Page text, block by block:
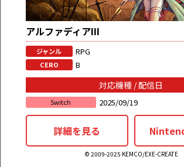
アルファディアIII
ジャンル RPG
CERO B
対応機種 / 配信日
Switch 2025/09/19
詳細を見る
© 2009-2025 KEMCO/EXE-CREATE